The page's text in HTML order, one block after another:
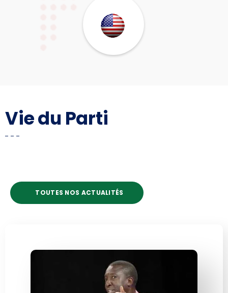
Vie du Parti
TOUTES NOS ACTUALITÉS